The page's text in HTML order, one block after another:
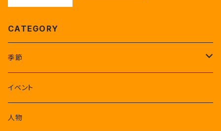
CATEGORY
季節
1-3月
4-6月
イベント
人物